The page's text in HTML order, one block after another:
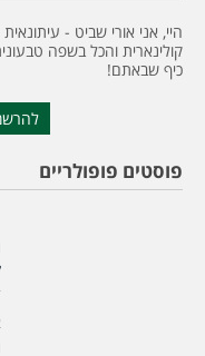
היי, אני אורי שביט -
קולינארית והכל בשפה
כיף שבאתם!
פוסטים פופולריים